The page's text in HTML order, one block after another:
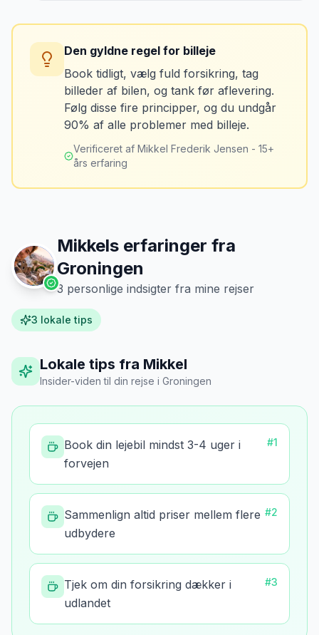
brændstofmåleren.
MJ
Mikkels erfaring Oktober 2024
“Jeg fotograferer altid bilen fra alle
vinkler ved afhentning. Det har reddet
sidste tankning.
Tank bilen op et par kilometer fra
lufthavnen dagen før aflevering. Priserne
er markant lavere.
Den gyldne regel for billeje
Book tidligt, vælg fuld forsikring, tag
billeder af bilen, og tank før aflevering.
Følg disse fire principper, og du undgår
90% af alle problemer med billeje.
Verificeret af Mikkel Frederik Jensen - 15+
års erfaring
Mikkels erfaringer fra
Groningen
3 personlige indsigter fra mine rejser
3 lokale tips
Lokale tips fra Mikkel
Insider-viden til din rejse i Groningen
Book din lejebil mindst 3-4 uger i
forvejen
#1
Sammenlign altid priser mellem flere
udbydere
#2
Tjek om din forsikring dækker i
udlandet
#3